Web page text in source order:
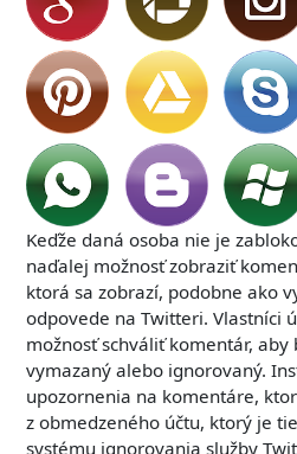
Keďže daná osoba nie je
naďalej možnosť zobraziť
ktorá sa zobrazí, podobne ako
odpovede na Twitteri. Vlastníci
možnosť schváliť komentár,
vymazaný alebo ignorovaný.
upozornenia na komentáre,
z obmedzeného účtu, ktorý je
systému ignorovania služby